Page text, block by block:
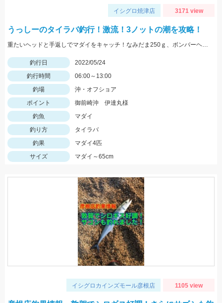
イシグロ焼津店 3171 view
うっしーのタイラバ釣行！激流！3ノットの潮を攻略！
重たいヘッドと手返しでマダイをキャッチ！なみだま250ｇ、ボンバーヘッドＴＧ250ｇ使用。
釣行日
2022/05/24
釣行時間
06:00～13:00
釣場
沖・オフショア
ポイント
御前崎沖 伊達丸様
釣魚
マダイ
釣り方
タイラバ
釣果
マダイ4匹
サイズ
マダイ～65cm
イシグロカインズモール彦根店 1105 view